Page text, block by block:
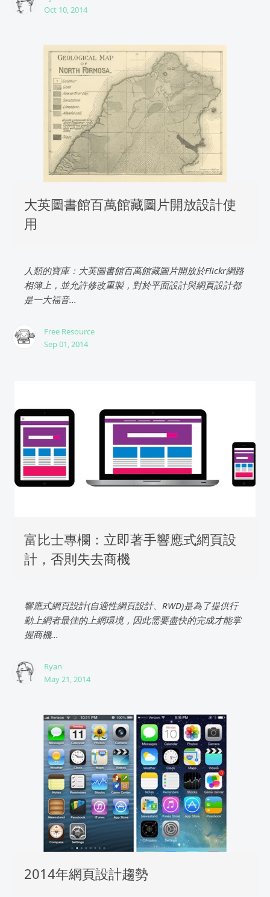
Oct 10, 2014
大英圖書館百萬館藏圖片開放設計使
用
人類的寶庫：大英圖書館百萬館藏圖片開放於Flickr網路
相簿上，並允許修改重製，對於平面設計與網頁設計都
是一大福音...
Free Resource
Sep 01, 2014
富比士專欄：立即著手響應式網頁設
計，否則失去商機
響應式網頁設計(自適性網頁設計、RWD)是為了提供行
動上網者最佳的上網環境，因此需要盡快的完成才能掌
握商機...
Ryan
May 21, 2014
2014年網頁設計趨勢